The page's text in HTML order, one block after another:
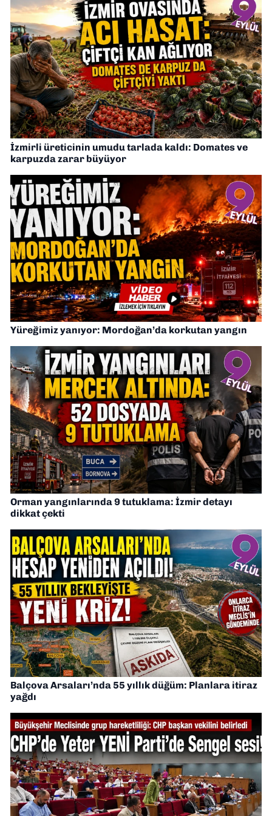
İzmirli üreticinin umudu tarlada kaldı: Domates ve
karpuzda zarar büyüyor
Yüreğimiz yanıyor: Mordoğan’da korkutan yangın
Orman yangınlarında 9 tutuklama: İzmir detayı
dikkat çekti
Balçova Arsaları’nda 55 yıllık düğüm: Planlara itiraz
yağdı